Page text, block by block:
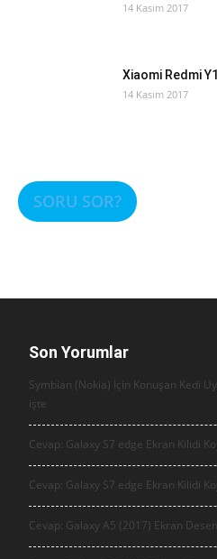
14 Kasım 2017
Xiaomi Redmi
14 Kasım 2017
SORU SOR?
Son Yorumlar
Symbian (Nokia) İçin Konuşan Kedi
işte
Cevap: Galaxy S7 edge Ekran Kilidi
Cevap: Galaxy S7 edge Ekran Kilidi
Cevap: Galaxy A5 (2017) Ekran